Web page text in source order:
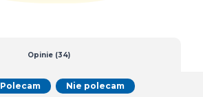
Opinie (34)
Polecam Nie polecam